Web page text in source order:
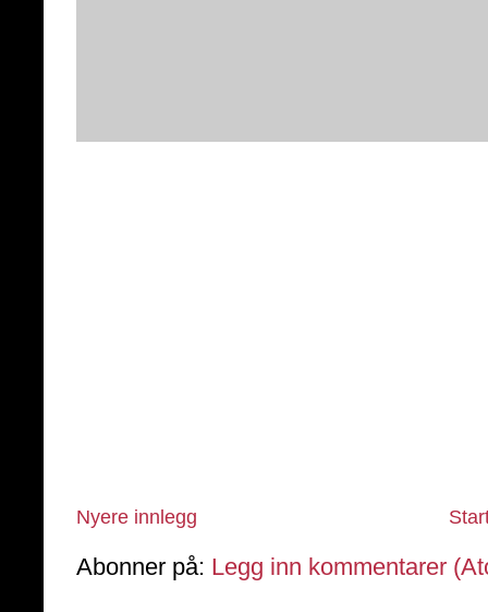
Nyere innlegg
Abonner på: Legg inn kommentarer